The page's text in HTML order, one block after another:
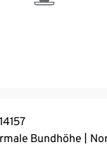
Bundhöhe |